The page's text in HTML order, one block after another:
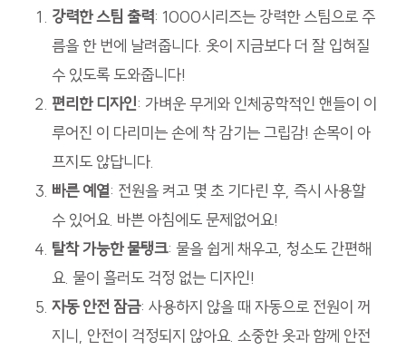
강력한 스팀 출력: 1000시리즈는 강력한 스팀으로 주
름을 한 번에 날려줍니다. 옷이 지금보다 더 잘 입혀질
수 있도록 도와줍니다!
편리한 디자인: 가벼운 무게와 인체공학적인 핸들이 이
루어진 이 다리미는 손에 착 감기는 그립감! 손목이 아
프지도 않답니다.
빠른 예열: 전원을 켜고 몇 초 기다린 후, 즉시 사용할
수 있어요. 바쁜 아침에도 문제없어요!
탈착 가능한 물탱크: 물을 쉽게 채우고, 청소도 간편해
요. 물이 흘러도 걱정 없는 디자인!
자동 안전 잠금: 사용하지 않을 때 자동으로 전원이 꺼
지니, 안전이 걱정되지 않아요. 소중한 옷과 함께 안전